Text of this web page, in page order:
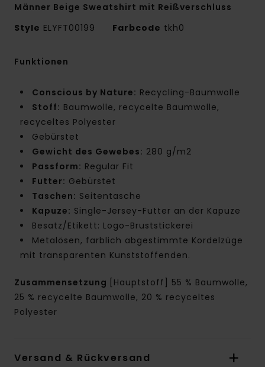
Männer Beige Sweatshirt mit Reißverschluss
Style ELYFT00199 Farbcode tkh0
Funktionen
Conscious by Nature: Recycling-Baumwolle
Stoff: Baumwolle, recycelte Baumwolle,
recyceltes Polyester
Gebürstet
Gewicht des Gewebes: 280 g/m2
Passform: Regular Fit
Futter: Gebürstet
Taschen: Seitentasche
Kapuze: Single-Jersey-Futter an der Kapuze
Besatz/Etikett: Logo-Bruststickerei
Metalösen, farblich abgestimmte Kordelzüge
mit transparenten Kunststoffenden.
Zusammensetzung [Hauptstoff] 55 % Baumwolle,
25 % recycelte Baumwolle, 20 % recyceltes
Polyester
Versand & Rückversand